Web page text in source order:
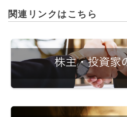
関連リンクはこちら